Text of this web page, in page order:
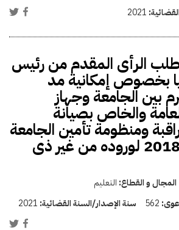
2021
الرأى المقدم من رئيس
بخصوص إمكانية مد
بين الجامعة وجهاز
والخاص بصيانة
ومنظومة تأمين الجامعة
لمدة ثلاث 2018 لوروده من غير ذى
المجال و القطاع: التعليم
562 سنة الإصدار/السنة القضائية: 2021